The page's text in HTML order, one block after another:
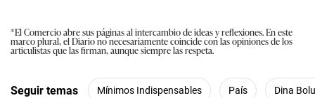
*El Comercio abre sus páginas al intercambio de ideas y reflexiones. En este
marco plural, el Diario no necesariamente coincide con las opiniones de los
articulistas que las firman, aunque siempre las respeta.
Seguir temas Mínimos Indispensables País Dina